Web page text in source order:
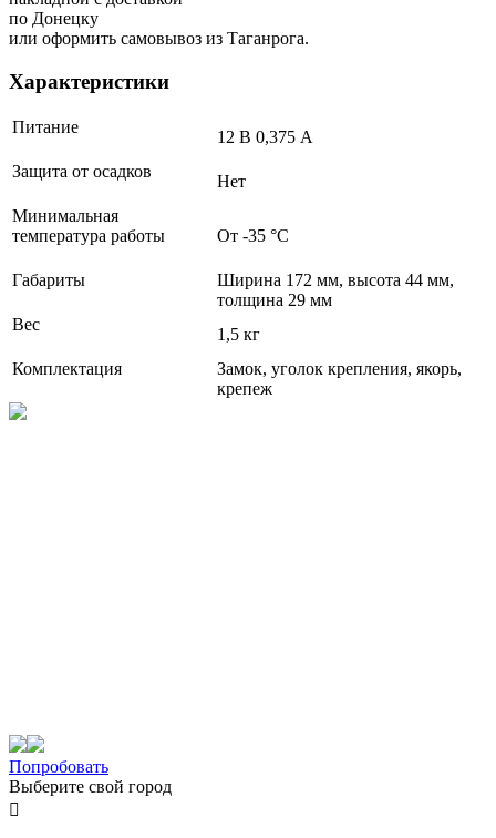
по Донецку
или оформить самовывоз из Таганрога.
Характеристики
Питание
12 В 0,375 А
Защита от осадков
Нет
Минимальная
температура работы
От -35 °С
Габариты
Ширина 172 мм, высота 44 мм,
толщина 29 мм
Вес
1,5 кг
Комплектация
Замок, уголок крепления, якорь,
крепеж
Попробовать
Выберите свой город
